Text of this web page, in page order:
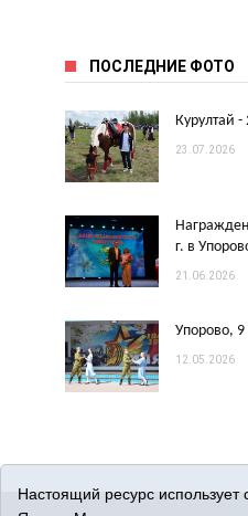
ПОСЛЕДНИЕ ФОТО
Курултай -
23.07.2026
г. в
21.06.2026
Упорово, 9
12.05.2026
Настоящий ресурс использует